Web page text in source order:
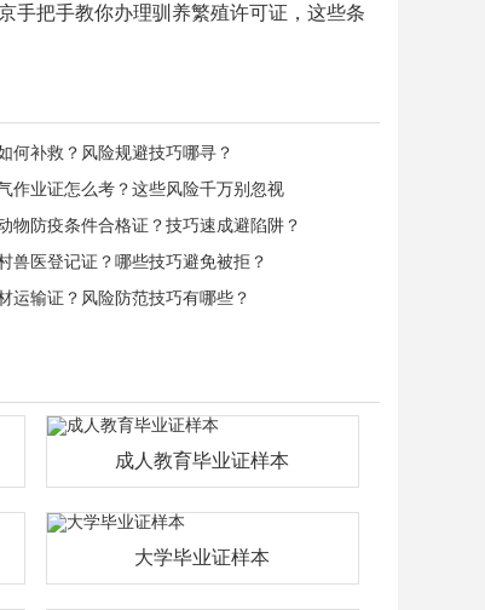
手把手教你办理驯养繁殖许可证，这些条
何补救？风险规避技巧哪寻？
作业证怎么考？这些风险千万别忽视
物防疫条件合格证？技巧速成避陷阱？
兽医登记证？哪些技巧避免被拒？
运输证？风险防范技巧有哪些？
成人教育毕业证样本
大学毕业证样本